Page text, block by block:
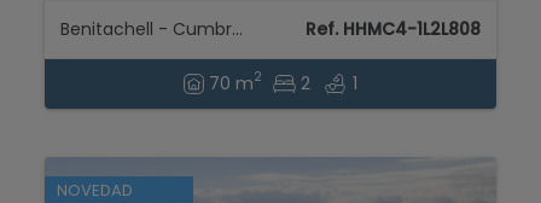
Benitachell - Cumbre del Sol Ref. HHMC4-1L2L808
70 m2 2 1
NOVEDAD